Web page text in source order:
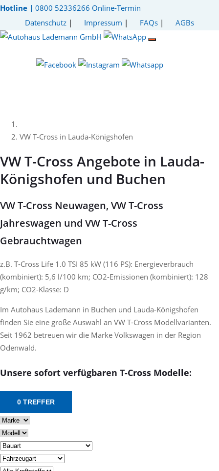
Hotline | 0800 52336266 Online-Termin
Datenschutz | Impressum | FAQs | AGBs
VW T-Cross in Lauda-Königshofen
VW T-Cross Angebote in Lauda-
Königshofen und Buchen
VW T-Cross Neuwagen, VW T-Cross
Jahreswagen und VW T-Cross
Gebrauchtwagen
z.B. T-Cross Life 1.0 TSI 85 kW (116 PS): Energieverbrauch
(kombiniert): 5,6 l/100 km; CO2-Emissionen (kombiniert): 128
g/km; CO2-Klasse: D
Im Autohaus Lademann in Buchen und Lauda-Königshofen
finden Sie eine große Auswahl an VW T-Cross Modellvarianten.
Seit 1962 betreuen wir die Marke Volkswagen in der Region
Odenwald.
Unsere sofort verfügbaren T-Cross Modelle:
0 TREFFER